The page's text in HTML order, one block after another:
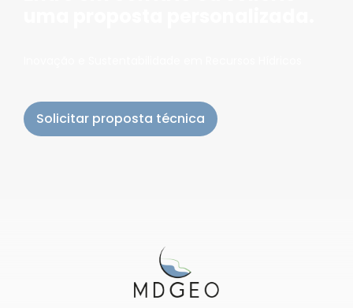
Solicitar proposta técnica